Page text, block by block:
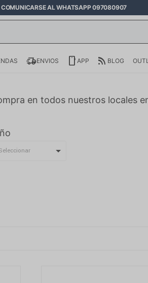
COMUNICARSE AL WHATSAPP 097080907
ENVIOS APP BLOG
en todos nuestros locales